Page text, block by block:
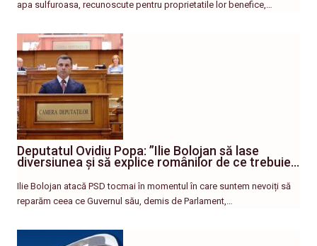
apa sulfuroasa, recunoscute pentru proprietatile lor benefice,…
Deputatul Ovidiu Popa: ”Ilie Bolojan să lase
diversiunea și să explice românilor de ce trebuie…
Ilie Bolojan atacă PSD tocmai în momentul în care suntem nevoiți să
reparăm ceea ce Guvernul său, demis de Parlament,…